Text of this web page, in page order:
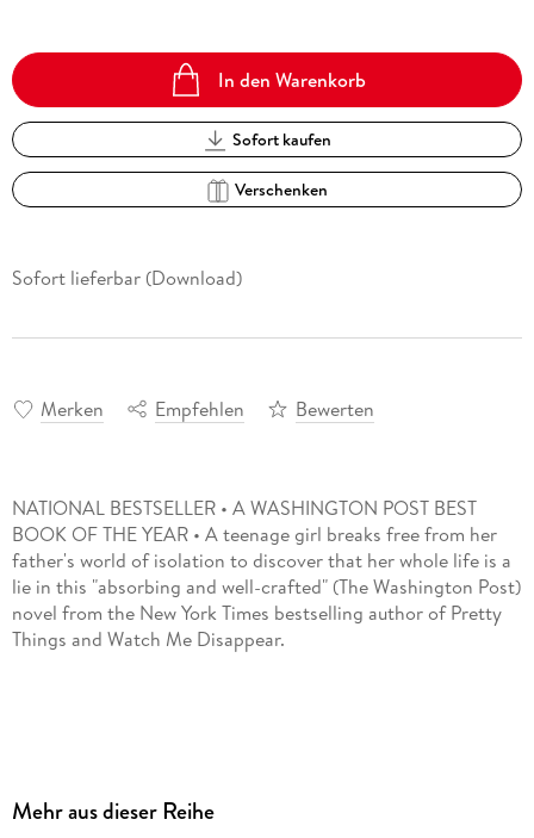
In den Warenkorb
Sofort kaufen
Verschenken
Sofort lieferbar (Download)
Merken Empfehlen Bewerten
NATIONAL BESTSELLER • A WASHINGTON POST BEST
BOOK OF THE YEAR • A teenage girl breaks free from her
father's world of isolation to discover that her whole life is a
lie in this "absorbing and well-crafted" (The Washington Post)
novel from the New York Times bestselling author of Pretty
Mehr aus dieser Reihe